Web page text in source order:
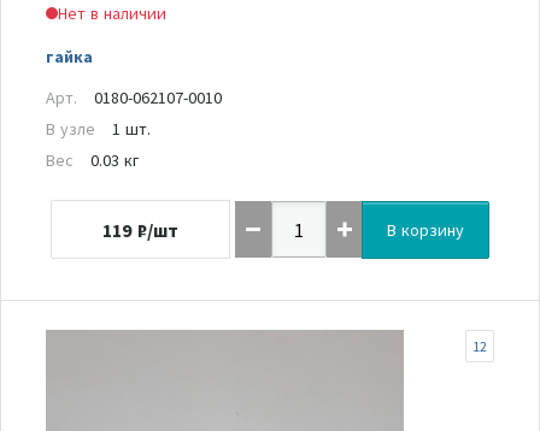
Нет в наличии
гайка
Арт.
0180-062107-0010
В узле
1 шт.
Вес
0.03 кг
119 ₽/шт В корзину
12